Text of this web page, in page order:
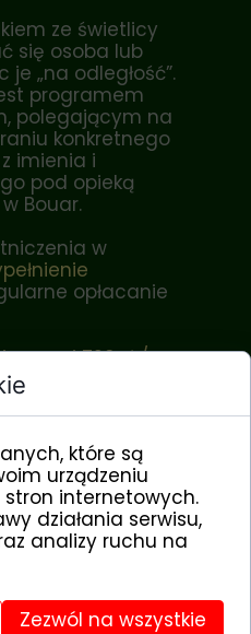
ze świetlicy
się osoba lub
„na odległość”.
programem
polegającym na
konkretnego
imienia i
pod opieką
Bouar.
w
opłacanie
wynosi 720 zł /
zgłoszone dzieci
podopiecznych
wypełniania
które są
urządzeniu
internetowych.
działania serwisu,
analizy ruchu na
Zezwól na wszystkie